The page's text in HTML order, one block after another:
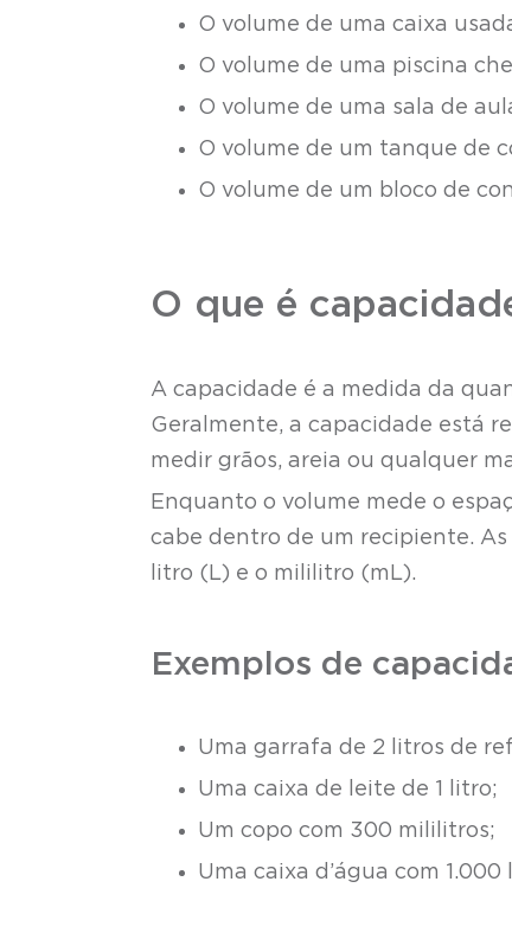
O volume de uma caixa
O volume de uma piscina
O volume de uma sala de
O volume de um tanque de
O volume de um bloco de
O que é
A capacidade é a medida da
Geralmente, a capacidade está
medir grãos, areia ou qualquer
Enquanto o volume mede o
cabe dentro de um recipiente.
litro (L) e o mililitro (mL).
Exemplos de
Uma garrafa de 2 litros de
Uma caixa de leite de 1 litro;
Um copo com 300 mililitros;
Uma caixa d’água com 1.000